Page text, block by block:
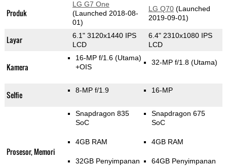
Produk
LG G7 One
(Launched 2018-08-
01)
LG Q70(Launched
2019-09-01)
Layar
6.1" 3120x1440 IPS
LCD
6.4" 2310x1080 IPS
LCD
Kamera
16-MP f/1.6 (Utama)
+OIS
32-MP f/1.8 (Utama)
Selfie 8-MP f/1.9 16-MP
Prosesor, Memori
Snapdragon 835
SoC
4GB RAM
32GB Penyimpanan
Snapdragon 675
SoC
4GB RAM
64GB Penyimpanan